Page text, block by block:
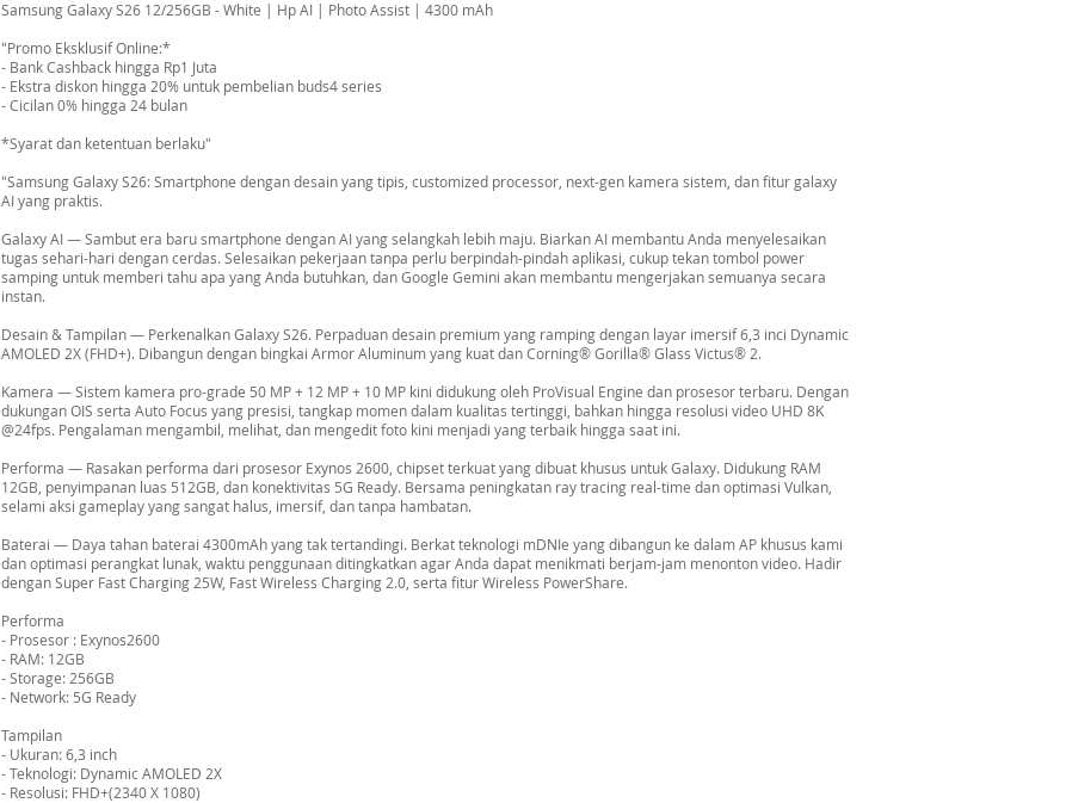
Samsung Galaxy S26 12/256GB - White | Hp AI | Photo Assist | 4300 mAh
"Promo Eksklusif Online:*
- Bank Cashback hingga Rp1 Juta
- Ekstra diskon hingga 20% untuk pembelian buds4 series
- Cicilan 0% hingga 24 bulan
*Syarat dan ketentuan berlaku"
"Samsung Galaxy S26: Smartphone dengan desain yang tipis, customized processor, next-gen kamera sistem, dan fitur galaxy
AI yang praktis.
Galaxy AI — Sambut era baru smartphone dengan AI yang selangkah lebih maju. Biarkan AI membantu Anda menyelesaikan
tugas sehari-hari dengan cerdas. Selesaikan pekerjaan tanpa perlu berpindah-pindah aplikasi, cukup tekan tombol power
samping untuk memberi tahu apa yang Anda butuhkan, dan Google Gemini akan membantu mengerjakan semuanya secara
instan.
Desain & Tampilan — Perkenalkan Galaxy S26. Perpaduan desain premium yang ramping dengan layar imersif 6,3 inci Dynamic
AMOLED 2X (FHD+). Dibangun dengan bingkai Armor Aluminum yang kuat dan Corning® Gorilla® Glass Victus® 2.
Kamera — Sistem kamera pro-grade 50 MP + 12 MP + 10 MP kini didukung oleh ProVisual Engine dan prosesor terbaru. Dengan
dukungan OIS serta Auto Focus yang presisi, tangkap momen dalam kualitas tertinggi, bahkan hingga resolusi video UHD 8K
@24fps. Pengalaman mengambil, melihat, dan mengedit foto kini menjadi yang terbaik hingga saat ini.
Performa — Rasakan performa dari prosesor Exynos 2600, chipset terkuat yang dibuat khusus untuk Galaxy. Didukung RAM
12GB, penyimpanan luas 512GB, dan konektivitas 5G Ready. Bersama peningkatan ray tracing real-time dan optimasi Vulkan,
selami aksi gameplay yang sangat halus, imersif, dan tanpa hambatan.
Baterai — Daya tahan baterai 4300mAh yang tak tertandingi. Berkat teknologi mDNIe yang dibangun ke dalam AP khusus kami
dan optimasi perangkat lunak, waktu penggunaan ditingkatkan agar Anda dapat menikmati berjam-jam menonton video. Hadir
dengan Super Fast Charging 25W, Fast Wireless Charging 2.0, serta fitur Wireless PowerShare.
Performa
- Prosesor : Exynos2600
- RAM: 12GB
- Storage: 256GB
- Network: 5G Ready
Tampilan
- Ukuran: 6,3 inch
- Teknologi: Dynamic AMOLED 2X
- Resolusi: FHD+(2340 X 1080)